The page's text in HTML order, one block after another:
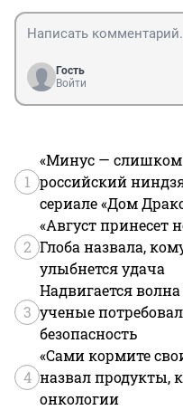
Гость
Войти
1
«Минус — слишком
российский
сериале «Дом
2
«Август принесет
Глоба назвала,
улыбнется удача
3
Надвигается
ученые
безопасность
4
«Сами кормите
назвал продукты,
онкологии